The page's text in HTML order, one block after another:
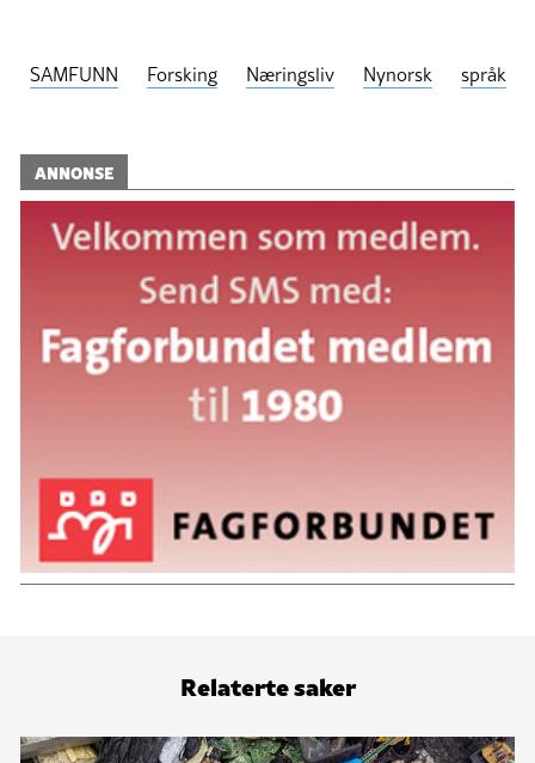
SAMFUNN Forsking Næringsliv Nynorsk språk
ANNONSE
Relaterte saker